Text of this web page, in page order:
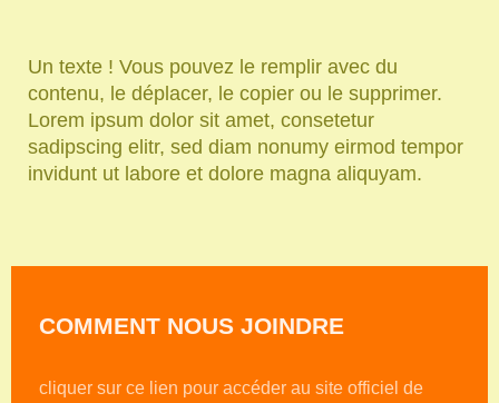
Un texte ! Vous pouvez le remplir avec du
contenu, le déplacer, le copier ou le supprimer.
Lorem ipsum dolor sit amet, consetetur
sadipscing elitr, sed diam nonumy eirmod tempor
invidunt ut labore et dolore magna aliquyam.
COMMENT NOUS JOINDRE
cliquer sur ce lien pour accéder au site officiel de